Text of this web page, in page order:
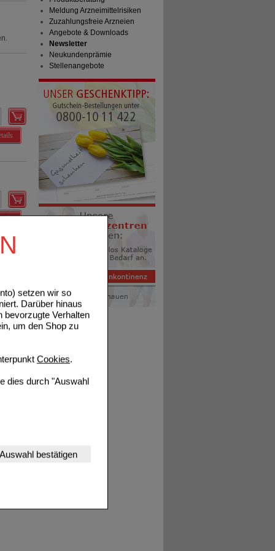
setzen wir so
Darüber hinaus
bevorzugte Verhalten
um den Shop zu
Cookies.
dies durch "Auswahl
Website
werden kann.
(z.B.
Website aber
Auswahl bestätigen
Meldung Arzneimittelrisiken
Zuzahlungsfreie Arzneien
Angebote & Downloads
Newsletter
Neukundenprämie
Stellenangebote